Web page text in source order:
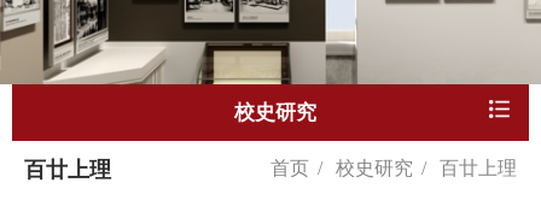
校史研究
首页 / 校史研究 / 百廿上理
百廿上理